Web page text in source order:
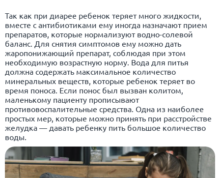
Так как при диарее ребенок теряет много жидкости,
вместе с антибиотиками ему иногда назначают прием
препаратов, которые нормализуют водно-солевой
баланс. Для снятия симптомов ему можно дать
жаропонижающий препарат, соблюдая при этом
необходимую возрастную норму. Вода для питья
должна содержать максимальное количество
минеральных веществ, которые ребенок теряет во
время поноса. Если понос был вызван колитом,
маленькому пациенту прописывают
противовоспалительные средства. Одна из наиболее
простых мер, которые можно принять при расстройстве
желудка — давать ребенку пить большое количество
воды.